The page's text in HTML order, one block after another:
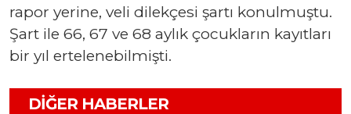
rapor yerine, veli dilekçesi şartı konulmuştu.
Şart ile 66, 67 ve 68 aylık çocukların kayıtları
bir yıl ertelenebilmişti.
DIĞER HABERLER